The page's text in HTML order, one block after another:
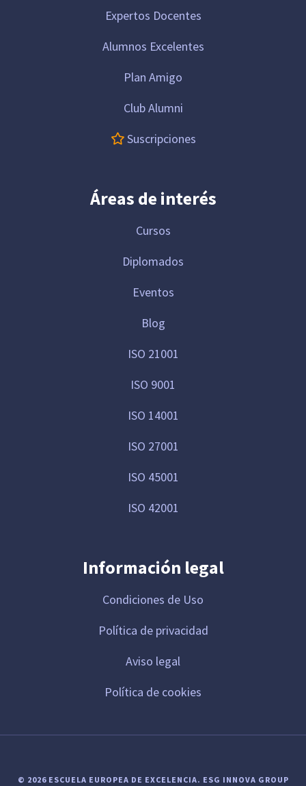
Expertos Docentes
Alumnos Excelentes
Plan Amigo
Club Alumni
Suscripciones
Áreas de interés
Cursos
Diplomados
Eventos
Blog
ISO 21001
ISO 9001
ISO 14001
ISO 27001
ISO 45001
ISO 42001
Información legal
Condiciones de Uso
Política de privacidad
Aviso legal
Política de cookies
© 2026 ESCUELA EUROPEA DE EXCELENCIA. ESG INNOVA GROUP